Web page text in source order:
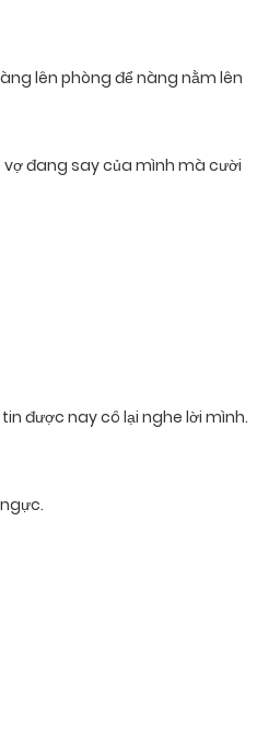
lên phòng để nàng nằm lên
vợ đang say của mình mà cười
được nay cô lại nghe lời mình.